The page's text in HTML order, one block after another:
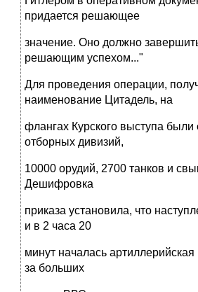
придается решающее
значение. Оно должно
решающим успехом..."
Для проведения операции,
наименование Цитадель, на
флангах Курского выступа
отборных дивизий,
10000 орудий, 2700 танков и
Дешифровка
приказа установила, что
и в 2 часа 20
минут началась артиллерийская
за больших